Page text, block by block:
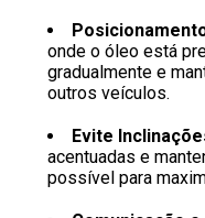
onde o óleo está
gradualmente e
outros veículos.
Evite
acentuadas e
possível para